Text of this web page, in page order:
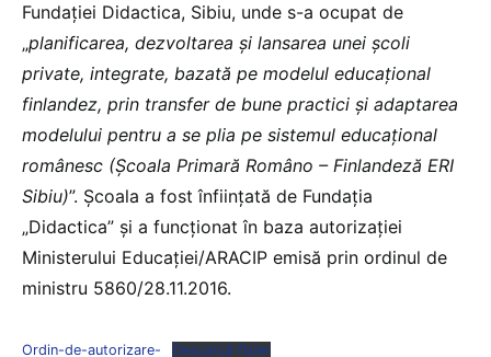
Fundației Didactica, Sibiu, unde s-a ocupat de
„planificarea, dezvoltarea și lansarea unei școli
private, integrate, bazată pe modelul educațional
finlandez, prin transfer de bune practici și adaptarea
modelului pentru a se plia pe sistemul educațional
românesc (Școala Primară Româno – Finlandeză ERI
Sibiu)”. Școala a fost înființată de Fundația
„Didactica” și a funcționat în baza autorizației
Ministerului Educației/ARACIP emisă prin ordinul de
ministru 5860/28.11.2016.
Ordin-de-autorizare- Descarcă fișier